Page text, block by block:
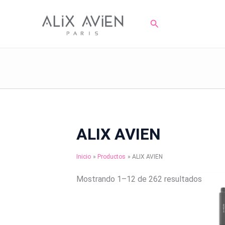
Buscar
ALIX AVIEN
Inicio Productos ALIX AVIEN
Mostrando 1–12 de 262 resultados